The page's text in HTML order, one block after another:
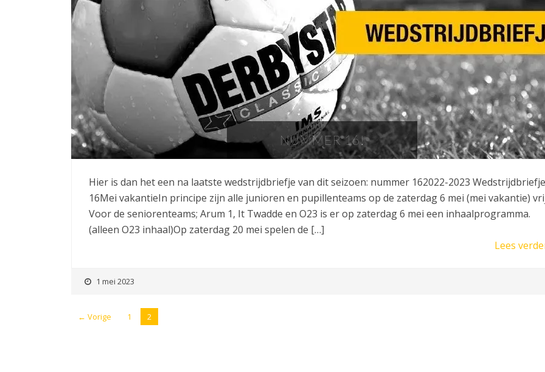
NUMMER 16!
Hier is dan het een na laatste wedstrijdbriefje van dit seizoen: nummer 162022-2023 Wedstrijdbriefje
16Mei vakantieIn principe zijn alle junioren en pupillenteams op de zaterdag 6 mei (mei vakantie)
Voor de seniorenteams; Arum 1, It Twadde en O23 is er op zaterdag 6 mei een inhaalprogramma.
(alleen O23 inhaal)Op zaterdag 20 mei spelen de […]
Lees
1 mei 2023
← Vorige 1 2